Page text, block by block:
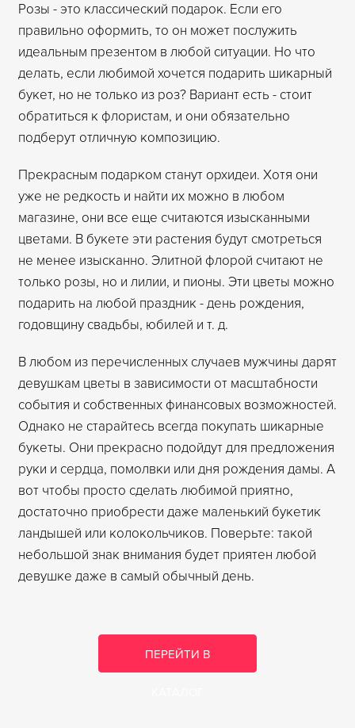
Розы - это классический подарок. Если его
правильно оформить, то он может послужить
идеальным презентом в любой ситуации. Но что
делать, если любимой хочется подарить шикарный
букет, но не только из роз? Вариант есть - стоит
обратиться к флористам, и они обязательно
подберут отличную композицию.
Прекрасным подарком станут орхидеи. Хотя они
уже не редкость и найти их можно в любом
магазине, они все еще считаются изысканными
цветами. В букете эти растения будут смотреться
не менее изысканно. Элитной флорой считают не
только розы, но и лилии, и пионы. Эти цветы можно
подарить на любой праздник - день рождения,
годовщину свадьбы, юбилей и т. д.
В любом из перечисленных случаев мужчины дарят
девушкам цветы в зависимости от масштабности
события и собственных финансовых возможностей.
Однако не старайтесь всегда покупать шикарные
букеты. Они прекрасно подойдут для предложения
руки и сердца, помолвки или дня рождения дамы. А
вот чтобы просто сделать любимой приятно,
достаточно приобрести даже маленький букетик
ландышей или колокольчиков. Поверьте: такой
небольшой знак внимания будет приятен любой
девушке даже в самый обычный день.
ПЕРЕЙТИ В